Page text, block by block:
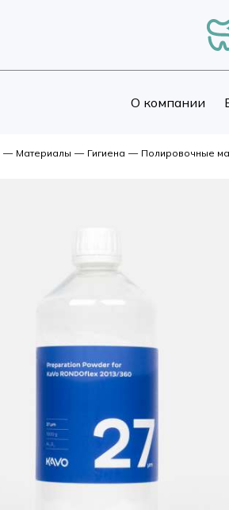
О компании
— Материалы — Гигиена — Полировочные